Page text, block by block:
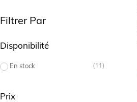
Filtrer Par
Disponibilité
En stock (11)
Prix